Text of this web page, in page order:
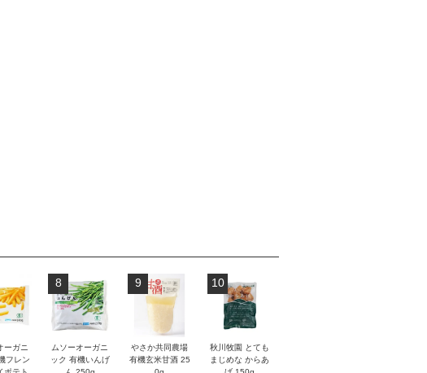
ーガニ
フレン
8
ムソーオーガニ
ック 有機いんげ
9
やさか共同農場
有機玄米甘酒 25
10
秋川牧園 とても
まじめな からあ